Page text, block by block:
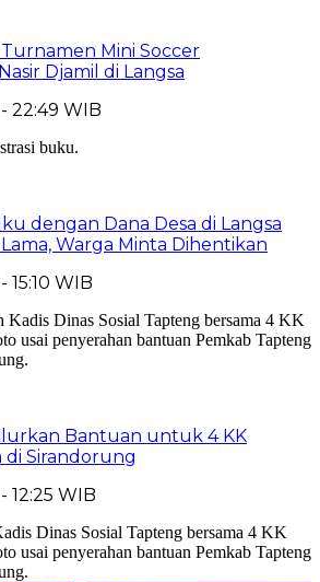
Turnamen Mini Soccer
Djamil di Langsa
22:49 WIB
dengan Dana Desa di Langsa
Warga Minta Dihentikan
15:10 WIB
Bantuan untuk 4 KK
di Sirandorung
12:25 WIB
Dinas Sosial Tapteng bersama 4 KK
usai penyerahan bantuan Pemkab Tapteng